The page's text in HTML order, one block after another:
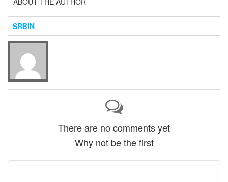
SRBIN
There are no comments yet
Why not be the first